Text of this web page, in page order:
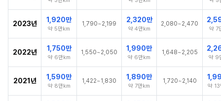
2023년 1,920만
약 5만km
1,790~2,199 2,320만
약 4만km
2,080~2,470
약 7
2022년 1,750만
약 6만km
1,550~2,050 1,990만
약 6만km
1,648~2,205
약 9
2021년 1,590만
약 8만km
1,422~1,830 1,890만
약 7만km
1,720~2,140
약